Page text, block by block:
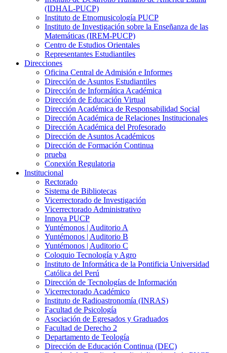
(IDHAL-PUCP)
Instituto de Etnomusicología PUCP
Instituto de Investigación sobre la Enseñanza de las
Matemáticas (IREM-PUCP)
Centro de Estudios Orientales
Representantes Estudiantiles
Direcciones
Oficina Central de Admisión e Informes
Dirección de Asuntos Estudiantiles
Dirección de Informática Académica
Dirección de Educación Virtual
Dirección Académica de Responsabilidad Social
Dirección Académica de Relaciones Institucionales
Dirección Académica del Profesorado
Dirección de Asuntos Académicos
Dirección de Formación Continua
prueba
Conexión Regulatoria
Institucional
Rectorado
Sistema de Bibliotecas
Vicerrectorado de Investigación
Vicerrectorado Administrativo
Innova PUCP
Yuntémonos | Auditorio A
Yuntémonos | Auditorio B
Yuntémonos | Auditorio C
Coloquio Tecnología y Agro
Instituto de Informática de la Pontificia Universidad
Católica del Perú
Dirección de Tecnologías de Información
Vicerrectorado Académico
Instituto de Radioastronomía (INRAS)
Facultad de Psicología
Asociación de Egresados y Graduados
Facultad de Derecho 2
Departamento de Teología
Dirección de Educación Continua (DEC)